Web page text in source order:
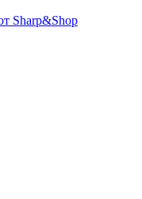
Sharp&Shop